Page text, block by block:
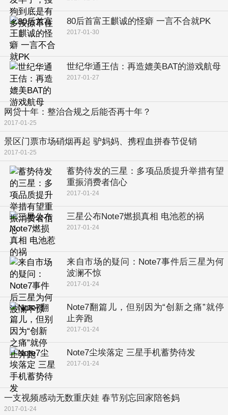
80后首富王麒诚的怪癖 一言不合就PK
2017-01-30
世纪华通王佶：再造媲美BAT的游戏航母
2017-01-27
网贷十年：整治合规之后能否再十年？
2017-01-25
景区门票市场硝烟再起 驴妈妈、携程血拼春节促销
2017-01-25
蓄势待发的三星：多项品质提升举措有望
重振消费者信心
2017-01-24
三星公布Note7燃损真相 电池惹的祸
2017-01-24
来自市场的疑问：Note7事件后三星为何
波澜不惊
2017-01-24
Note7翻篇儿，但别因为“创新之痛”就停
止奔跑
2017-01-24
Note7尘埃落定 三星手机蓄势待发
2017-01-24
一支视频感动无数重庆娃 春节别忘回家陪爸妈
2017-01-24